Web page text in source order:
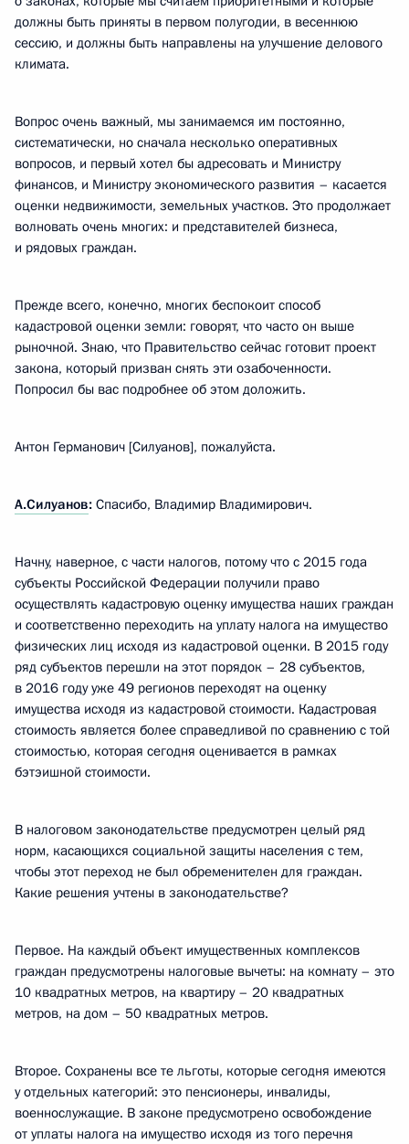
должны быть приняты в первом полугодии, в весеннюю
сессию, и должны быть направлены на улучшение делового
климата.
Вопрос очень важный, мы занимаемся им постоянно,
систематически, но сначала несколько оперативных
вопросов, и первый хотел бы адресовать и Министру
финансов, и Министру экономического развития – касается
оценки недвижимости, земельных участков. Это продолжает
волновать очень многих: и представителей бизнеса,
и рядовых граждан.
Прежде всего, конечно, многих беспокоит способ
кадастровой оценки земли: говорят, что часто он выше
рыночной. Знаю, что Правительство сейчас готовит проект
закона, который призван снять эти озабоченности.
Попросил бы вас подробнее об этом доложить.
Антон Германович [Силуанов], пожалуйста.
А.Силуанов: Спасибо, Владимир Владимирович.
Начну, наверное, с части налогов, потому что с 2015 года
субъекты Российской Федерации получили право
осуществлять кадастровую оценку имущества наших граждан
и соответственно переходить на уплату налога на имущество
физических лиц исходя из кадастровой оценки. В 2015 году
ряд субъектов перешли на этот порядок – 28 субъектов,
в 2016 году уже 49 регионов переходят на оценку
имущества исходя из кадастровой стоимости. Кадастровая
стоимость является более справедливой по сравнению с той
стоимостью, которая сегодня оценивается в рамках
бэтэишной стоимости.
В налоговом законодательстве предусмотрен целый ряд
норм, касающихся социальной защиты населения с тем,
чтобы этот переход не был обременителен для граждан.
Какие решения учтены в законодательстве?
Первое. На каждый объект имущественных комплексов
граждан предусмотрены налоговые вычеты: на комнату – это
10 квадратных метров, на квартиру – 20 квадратных
метров, на дом – 50 квадратных метров.
Второе. Сохранены все те льготы, которые сегодня имеются
у отдельных категорий: это пенсионеры, инвалиды,
военнослужащие. В законе предусмотрено освобождение
от уплаты налога на имущество исходя из того перечня